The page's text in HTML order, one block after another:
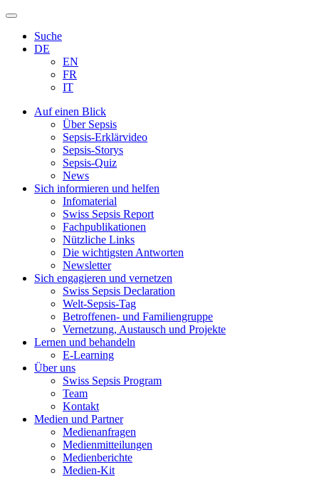
Zum
springenSuche
DE
EN
FR
IT
Auf einen Blick
Über Sepsis
Sepsis-Erklärvideo
Sepsis-Storys
Sepsis-Quiz
News
Sich informieren und helfen
Infomaterial
Swiss Sepsis Report
Fachpublikationen
Nützliche Links
Die wichtigsten Antworten
Newsletter
Sich engagieren und vernetzen
Swiss Sepsis Declaration
Welt-Sepsis-Tag
Betroffenen- und Familiengruppe
Vernetzung, Austausch und Projekte
Lernen und behandeln
E-Learning
Über uns
Swiss Sepsis Program
Team
Kontakt
Medien und Partner
Medienanfragen
Medienmitteilungen
Medienberichte
Medien-Kit